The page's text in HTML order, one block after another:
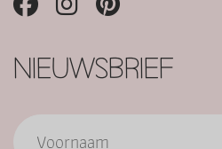
NIEUWSBRIEF